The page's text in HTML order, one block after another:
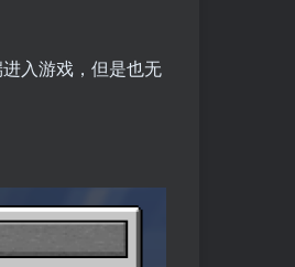
入游戏，但是也无